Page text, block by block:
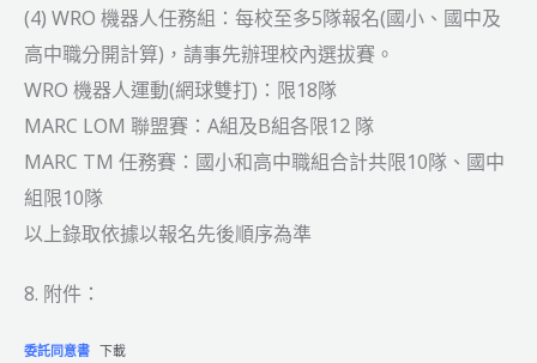
(4) WRO 機器人任務組：每校至多5隊報名(國小、國中及
高中職分開計算)，請事先辦理校內選拔賽。
WRO 機器人運動(網球雙打)：限18隊
MARC LOM 聯盟賽：A組及B組各限12 隊
MARC TM 任務賽：國小和高中職組合計共限10隊、國中
組限10隊
以上錄取依據以報名先後順序為準
8. 附件：
委託同意書 下載